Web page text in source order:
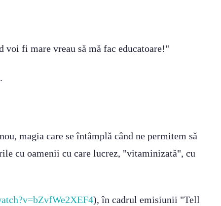
voi fi mare vreau să mă fac educatoare!"
magia care se întâmplă când ne permitem să
cu oamenii cu care lucrez, "vitaminizată", cu
), în cadrul emisiunii "Tell